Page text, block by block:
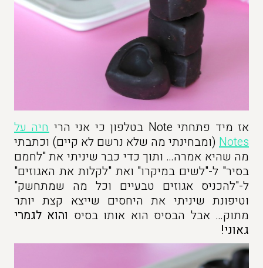
אז מיד פתחתי Note בטלפון כי אני הרי
חיה על
Notes (ומבחינתי מה שלא נרשם לא קיים) וכתבתי
מה שהיא אמרה… ותוך כדי כבר שיניתי את "לחמם
בסיר" ל-"לשים במיקרו" ואת "לקלות את האגוזים"
ל-"להכניס אגוזים טבעיים וכל מה שמתחשק"
וטיפונת שיניתי את היחסים שייצא קצת יותר
מתוק… אבל הבסיס הוא אותו בסיס והוא לגמרי
גאוני!